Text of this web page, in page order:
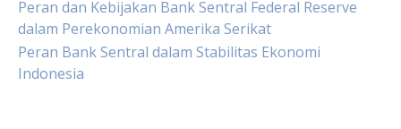
Peran dan Kebijakan Bank Sentral Federal Reserve
dalam Perekonomian Amerika Serikat
Peran Bank Sentral dalam Stabilitas Ekonomi
Indonesia